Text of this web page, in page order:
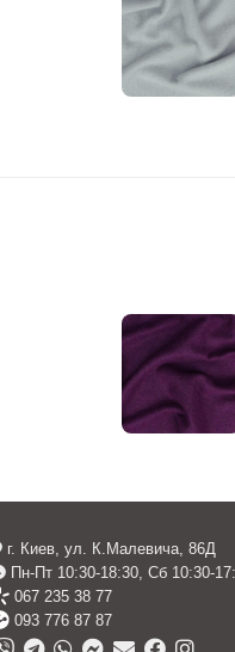
г. Киев, ул. К.Малевича, 86Д
Пн-Пт 10:30-18:30, Сб 10:30-
067 235 38 77
093 776 87 87